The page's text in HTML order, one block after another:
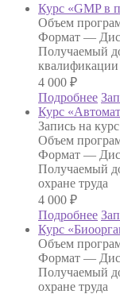
Курс «GMP в
Объем
Формат —
Получаемый
квалификации
4 000 ₽
Подробнее
Курс
Запись на курс
Объем
Формат —
Получаемый
охране труда
4 000 ₽
Подробнее
Курс
Объем
Формат —
Получаемый
охране труда